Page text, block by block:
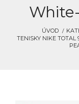
ÚVOD
TENISKY NIKE